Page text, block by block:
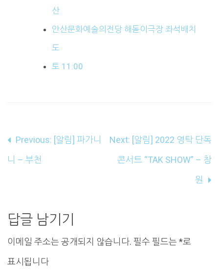
산
안산문화예술의전당 해돋이극장 좌석배치
도
토 11:00
글
내
이
션
Previous: [알림] 파가니
니 – 부천
Next: [알림] 2022 영탁 단독
콘서트 “TAK SHOW” – 창
원
답글 남기기
이메일 주소는 공개되지 않습니다. 필수 필드는 *로
표시됩니다